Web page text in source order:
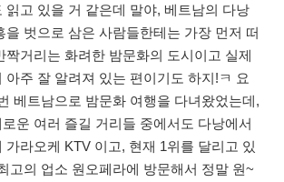
읽고 있을 거 같은데 말야, 베트남의 다낭
을 벗으로 삼은 사람들한테는 가장 먼저 떠
짝거리는 화려한 밤문화의 도시이고 실제
아주 잘 알려져 있는 편이기도 하지!ㅋ 요
베트남으로 밤문화 여행을 다녀왔었는데,
운 여러 즐길 거리들 중에서도 다낭에서
가라오케 KTV 이고, 현재 1위를 달리고 있
고의 업소 원오페라에 방문해서 정말 원~